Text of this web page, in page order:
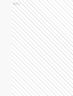
Ads